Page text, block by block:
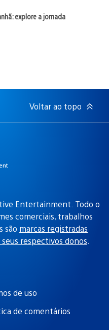
explore a jornada
Voltar ao topo
Entertainment. Todo o
comerciais, trabalhos
são marcas registradas
respectivos donos.
de uso
de comentários